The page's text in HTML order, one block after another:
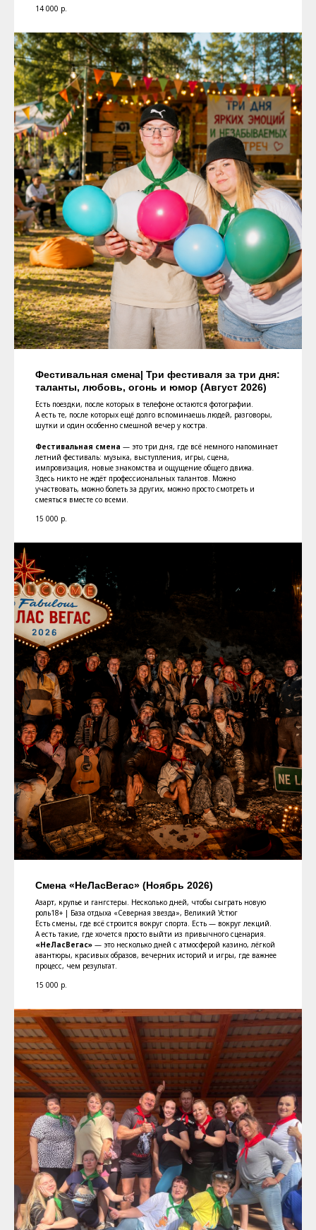
14 000 р.
Фестивальная смена| Три фестиваля за три дня:
таланты, любовь, огонь и юмор (Август 2026)
Есть поездки, после которых в телефоне остаются фотографии.
А есть те, после которых ещё долго вспоминаешь людей, разговоры,
шутки и один особенно смешной вечер у костра.
Фестивальная смена — это три дня, где всё немного напоминает
летний фестиваль: музыка, выступления, игры, сцена,
импровизация, новые знакомства и ощущение общего движа.
Здесь никто не ждёт профессиональных талантов. Можно
участвовать, можно болеть за других, можно просто смотреть и
смеяться вместе со всеми.
15 000 р.
Смена «НеЛасВегас» (Ноябрь 2026)
Азарт, крупье и гангстеры. Несколько дней, чтобы сыграть новую
роль18+ | База отдыха «Северная звезда», Великий Устюг
Есть смены, где всё строится вокруг спорта. Есть — вокруг лекций.
А есть такие, где хочется просто выйти из привычного сценария.
«НеЛасВегас» — это несколько дней с атмосферой казино, лёгкой
авантюры, красивых образов, вечерних историй и игры, где важнее
процесс, чем результат.
15 000 р.